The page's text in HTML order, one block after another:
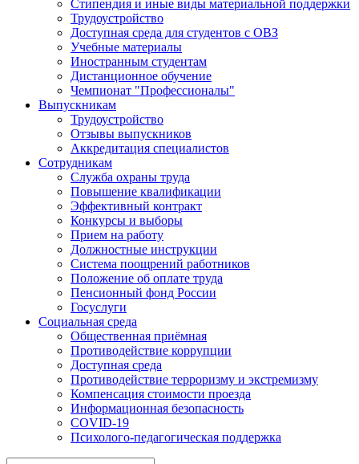
Стипендия и иные виды материальной поддержки
Трудоустройство
Доступная среда для студентов с ОВЗ
Учебные материалы
Иностранным студентам
Дистанционное обучение
Чемпионат "Профессионалы"
Выпускникам
Трудоустройство
Отзывы выпускников
Аккредитация специалистов
Сотрудникам
Служба охраны труда
Повышение квалификации
Эффективный контракт
Конкурсы и выборы
Прием на работу
Должностные инструкции
Система поощрений работников
Положение об оплате труда
Пенсионный фонд России
Госуслуги
Социальная среда
Общественная приёмная
Противодействие коррупции
Доступная среда
Противодействие терроризму и экстремизму
Компенсация стоимости проезда
Информационная безопасность
COVID-19
Психолого-педагогическая поддержка